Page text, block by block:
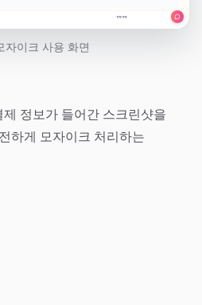
자이크 사용 화면
정보가 들어간 스크린샷을
하게 모자이크 처리하는